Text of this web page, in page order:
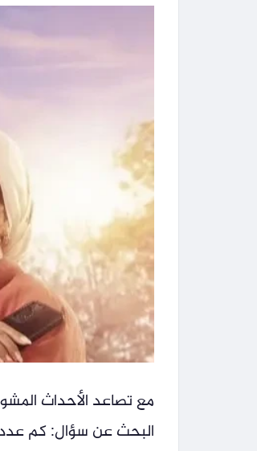
مع تصاعد الأحداث
البحث عن سؤال: كم